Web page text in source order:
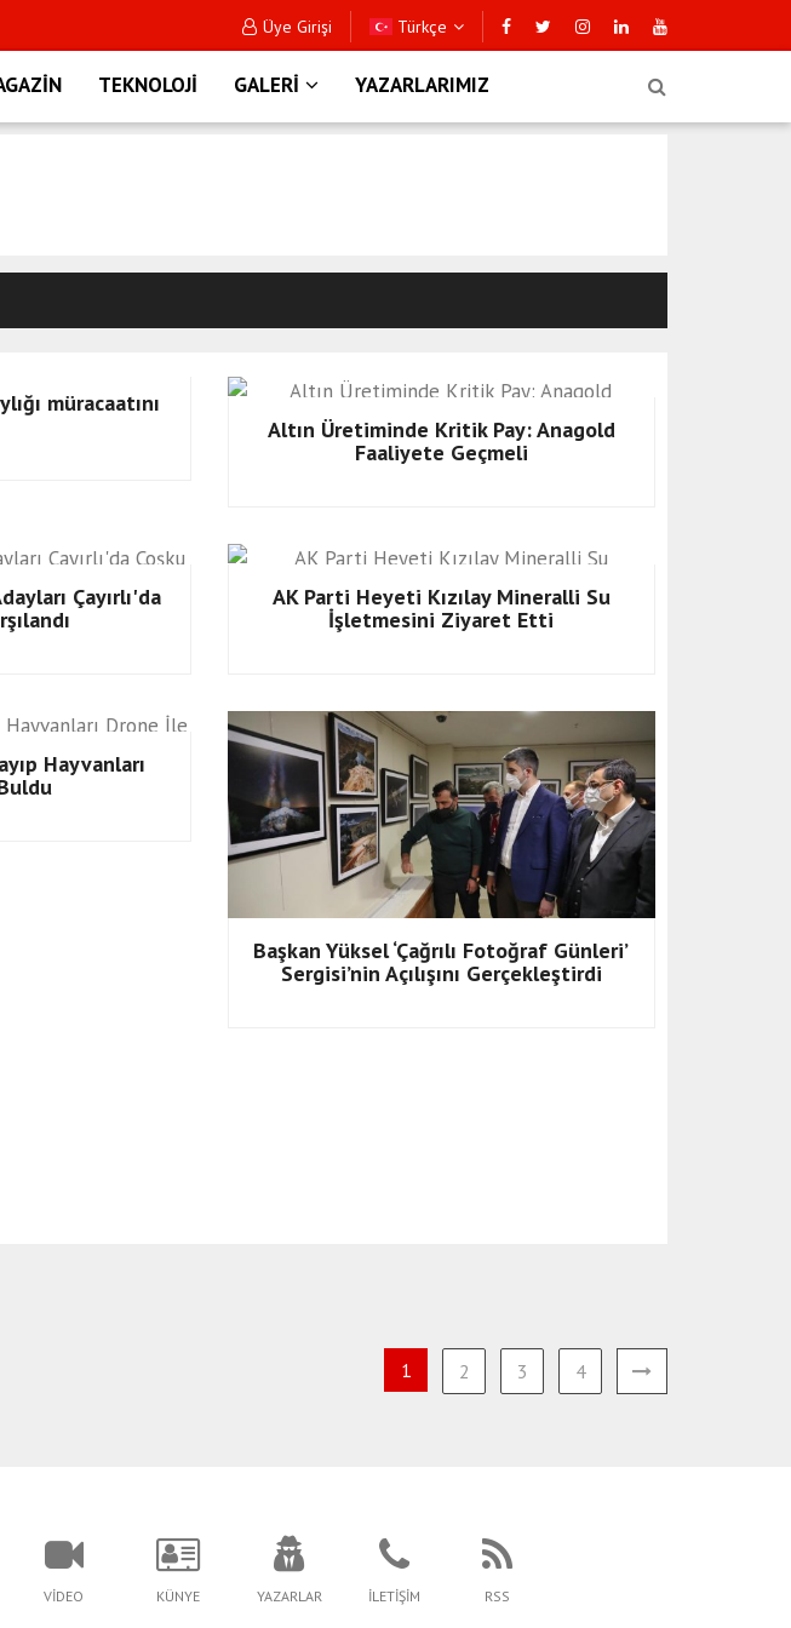
Üye Girişi Türkçe
TEKNOLOJİ GALERİ YAZARLARIMIZ
müracaatını
Altın Üretiminde Kritik Pay: Anagold
Faaliyete Geçmeli
Çayırlı'da
AK Parti Heyeti Kızılay Mineralli Su
İşletmesini Ziyaret Etti
Hayvanları
Başkan Yüksel ‘Çağrılı Fotoğraf Günleri’
Sergisi’nin Açılışını Gerçekleştirdi
1 2 3 4
VİDEO KÜNYE YAZARLAR İLETİŞİM RSS